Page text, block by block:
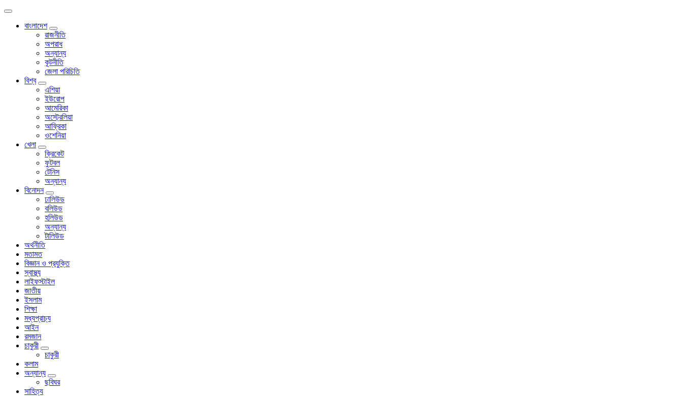
বাংলাদেশ
রাজনীতি
অপরাধ
অন্যান্য
কূটনীতি
জেলা পরিচিতি
বিশ্ব
এশিয়া
ইউরোপ
আমেরিকা
অস্ট্রেলিয়া
আফ্রিকা
ওশেনিয়া
খেলা
ক্রিকেট
ফুটবল
টেনিস
অন্যান্য
বিনোদন
ঢালিউড
বলিউড
হলিউড
অন্যান্য
টালিউড
অর্থনীতি
মতামত
বিজ্ঞান ও প্রযুক্তি
স্বাস্থ্য
লাইফস্টাইল
জাতীয়
ইসলাম
শিক্ষা
মধ্যপ্রাচ্য
আইন
রমজান
চাকুরী
চাকুরী
কলাম
অন্যান্য
ছবিঘর
সাহিত্য